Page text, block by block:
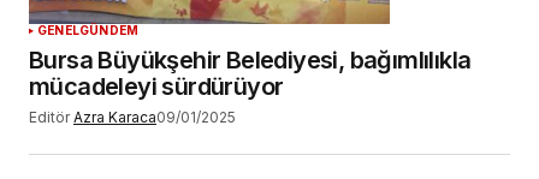
GENELGÜNDEM
Bursa Büyükşehir Belediyesi, bağımlılıkla
mücadeleyi sürdürüyor
Editör Azra Karaca09/01/2025